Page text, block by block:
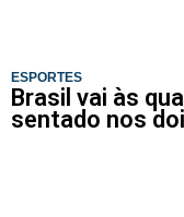
ESPORTES
Brasil vai às
sentado nos